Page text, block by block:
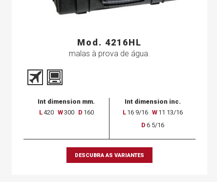
Mod. 4216HL
malas à prova de água.
Int dimension mm.
L420 W300 D 160
Int dimension inc.
L 16 9/16 W 11 13/16
D 6 5/16
DESCUBRA AS VARIANTES